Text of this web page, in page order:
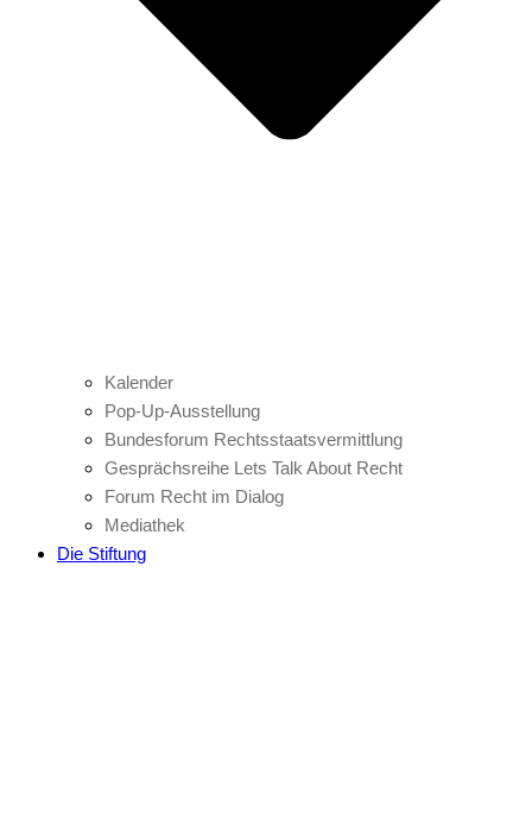
Kalender
Pop-Up-Ausstellung
Bundesforum Rechtsstaatsvermittlung
Gesprächsreihe Lets Talk About Recht
Forum Recht im Dialog
Mediathek
Die Stiftung